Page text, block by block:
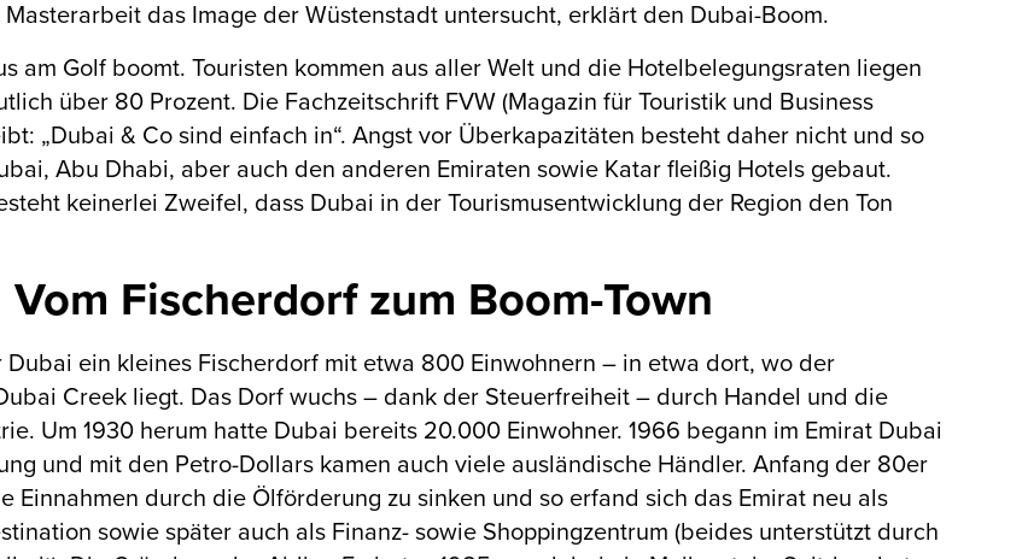
das Image der Wüstenstadt untersucht, erklärt den Dubai-Boom.
am Golf boomt. Touristen kommen aus aller Welt und die Hotelbelegungsraten liegen
über 80 Prozent. Die Fachzeitschrift FVW (Magazin für Touristik und Business
„Dubai & Co sind einfach in“. Angst vor Überkapazitäten besteht daher nicht und so
Abu Dhabi, aber auch den anderen Emiraten sowie Katar fleißig Hotels gebaut.
keinerlei Zweifel, dass Dubai in der Tourismusentwicklung der Region den Ton
Vom Fischerdorf zum Boom-Town
Dubai ein kleines Fischerdorf mit etwa 800 Einwohnern – in etwa dort, wo der
Creek liegt. Das Dorf wuchs – dank der Steuerfreiheit – durch Handel und die
Um 1930 herum hatte Dubai bereits 20.000 Einwohner. 1966 begann im Emirat Dubai
und mit den Petro-Dollars kamen auch viele ausländische Händler. Anfang der 80er
Einnahmen durch die Ölförderung zu sinken und so erfand sich das Emirat neu als
sowie später auch als Finanz- sowie Shoppingzentrum (beides unterstützt durch